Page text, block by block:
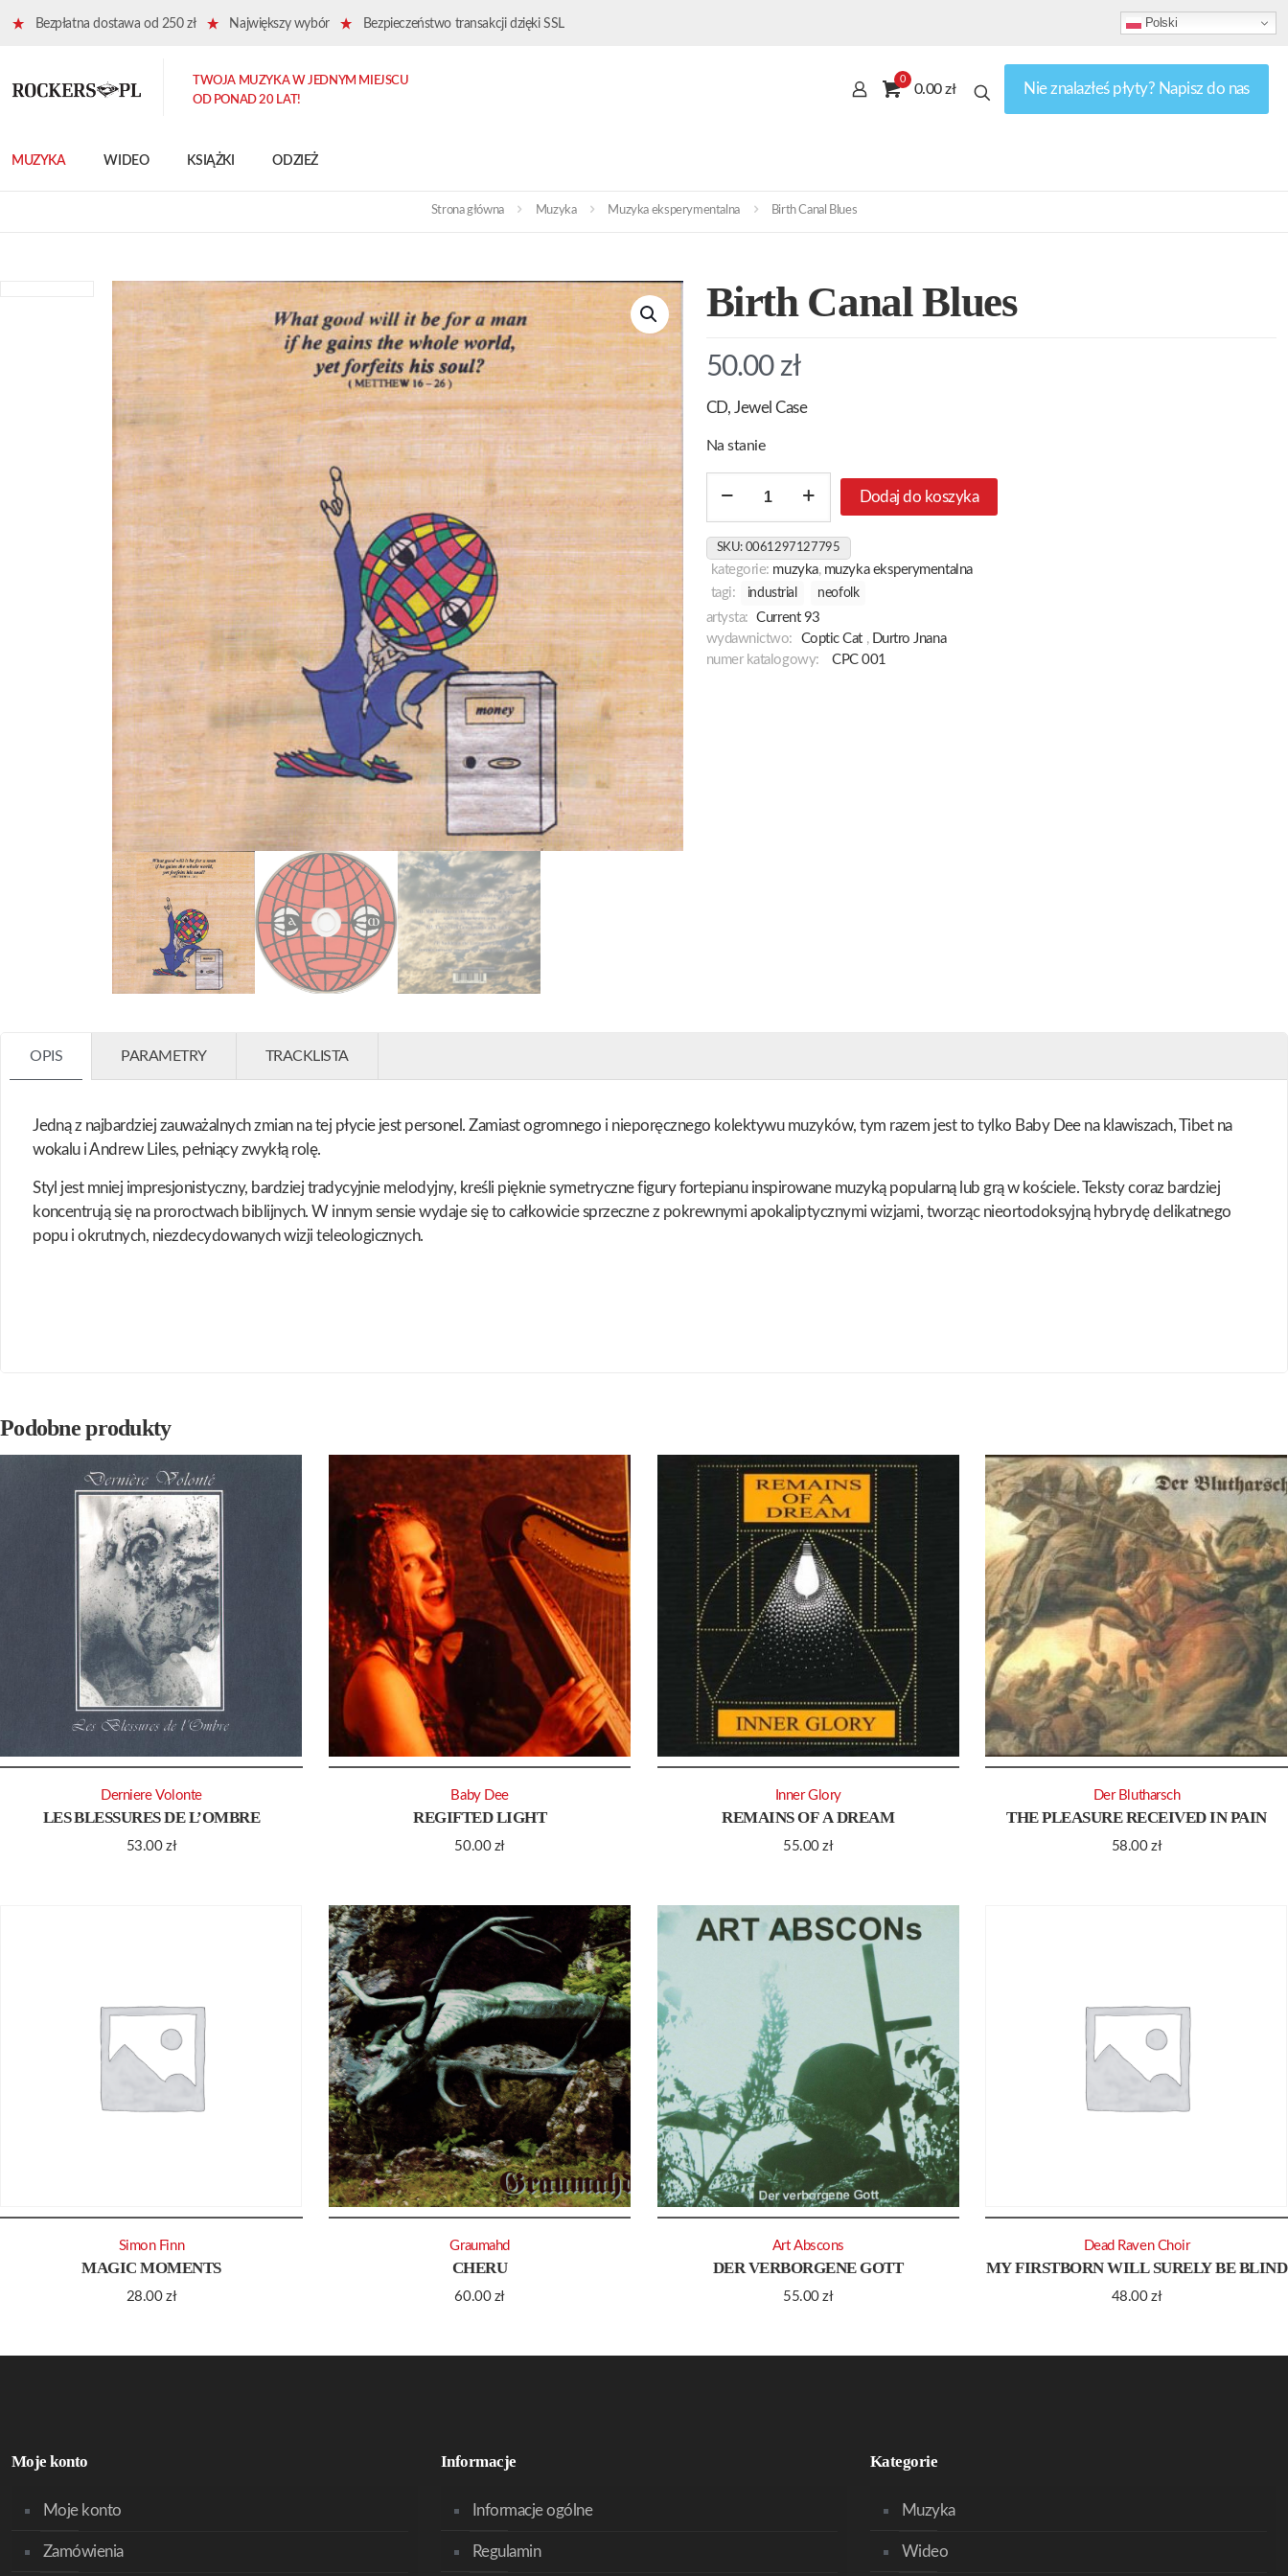
Bezpłatna dostawa od 250 zł Największy wybór Bezpieczeństwo transakcji dzięki SSL Polski
MUZYKA WIDEO KSIĄŻKI ODZIEŻ
TWOJA MUZYKA W JEDNYM MIEJSCU
OD PONAD 20 LAT!
0
0.00 zł Nie znalazłeś płyty? Napisz do nas
Strona główna Muzyka Muzyka eksperymentalna Birth Canal Blues
Birth Canal Blues
50.00 zł
CD, Jewel Case
Na stanie
Blues
Dodaj do koszyka
SKU: 0061297127795
kategorie: muzyka, muzyka eksperymentalna
tagi:
industrial neofolk
artysta:
Current 93
wydawnictwo:
Coptic Cat, Durtro Jnana
numer katalogowy:
CPC 001
OPIS PARAMETRY TRACKLISTA
Jedną z najbardziej zauważalnych zmian na tej płycie jest personel. Zamiast ogromnego i nieporęcznego kolektywu muzyków, tym razem jest to tylko Baby Dee na klawiszach, Tibet na
wokalu i Andrew Liles, pełniący zwykłą rolę.
Styl jest mniej impresjonistyczny, bardziej tradycyjnie melodyjny, kreśli pięknie symetryczne figury fortepianu inspirowane muzyką popularną lub grą w kościele. Teksty coraz bardziej
koncentrują się na proroctwach biblijnych. W innym sensie wydaje się to całkowicie sprzeczne z pokrewnymi apokaliptycznymi wizjami, tworząc nieortodoksyjną hybrydę delikatnego
popu i okrutnych, niezdecydowanych wizji teleologicznych.
Podobne produkty
LES BLESSURES DE L’OMBRE
53.00zł
Derniere Volonte
REGIFTED LIGHT
50.00 zł
Baby Dee
REMAINS OF A DREAM
55.00zł
Inner Glory
THE PLEASURE RECEIVED IN PAIN
58.00zł
Der Blutharsch
MAGIC MOMENTS
28.00zł
Simon Finn
CHERU
60.00 zł
Graumahd
DER VERBORGENE GOTT
55.00zł
Art Abscons
MY FIRSTBORN WILL SURELY BE BLIND
48.00zł
Dead Raven Choir
Moje konto
Moje konto
Zamówienia
Informacje
Informacje ogólne
Regulamin
Kategorie
Muzyka
Wideo